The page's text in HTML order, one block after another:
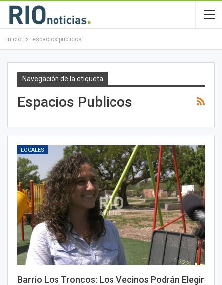
Inicio espacios publicos
Navegación de la etiqueta
Espacios Publicos
LOCALES
Barrio Los Troncos: Los Vecinos Podrán Elegir